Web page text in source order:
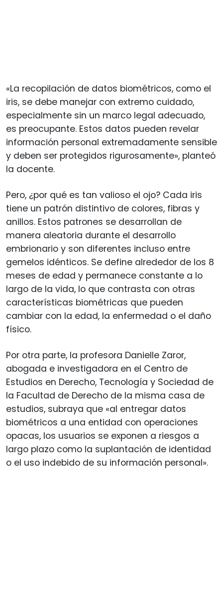
«La recopilación de datos biométricos, como el
iris, se debe manejar con extremo cuidado,
especialmente sin un marco legal adecuado,
es preocupante. Estos datos pueden revelar
información personal extremadamente sensible
y deben ser protegidos rigurosamente», planteó
la docente.
Pero, ¿por qué es tan valioso el ojo? Cada iris
tiene un patrón distintivo de colores, fibras y
anillos. Estos patrones se desarrollan de
manera aleatoria durante el desarrollo
embrionario y son diferentes incluso entre
gemelos idénticos. Se define alrededor de los 8
meses de edad y permanece constante a lo
largo de la vida, lo que contrasta con otras
características biométricas que pueden
cambiar con la edad, la enfermedad o el daño
físico.
Por otra parte, la profesora Danielle Zaror,
abogada e investigadora en el Centro de
Estudios en Derecho, Tecnología y Sociedad de
la Facultad de Derecho de la misma casa de
estudios, subraya que «al entregar datos
biométricos a una entidad con operaciones
opacas, los usuarios se exponen a riesgos a
largo plazo como la suplantación de identidad
o el uso indebido de su información personal».